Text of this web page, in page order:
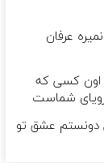
عرفان
اون کسی که
شماست
دونستم عشق تو